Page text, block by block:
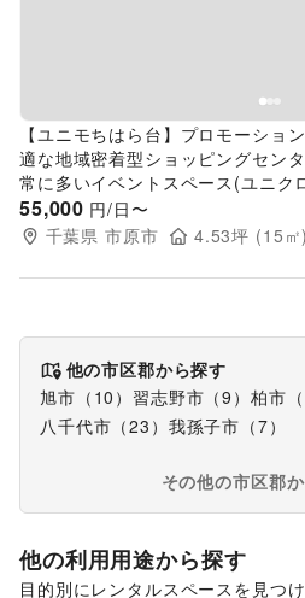
【ユニモちはら台】プロモーショ
適な地域密着型ショッピングセン
常に多いイベントスペース(ユニク
55,000 円/日〜
千葉県 市原市 4.53坪 (15 ㎡)
他の市区郡から探す
旭市 （ 10 ） 習志野市 （9 ） 柏市 （
八千代市 （23 ） 我孫子市 （7）
その他の市区郡
他の利用用途から探す
目的別にレンタルスペースを見つ